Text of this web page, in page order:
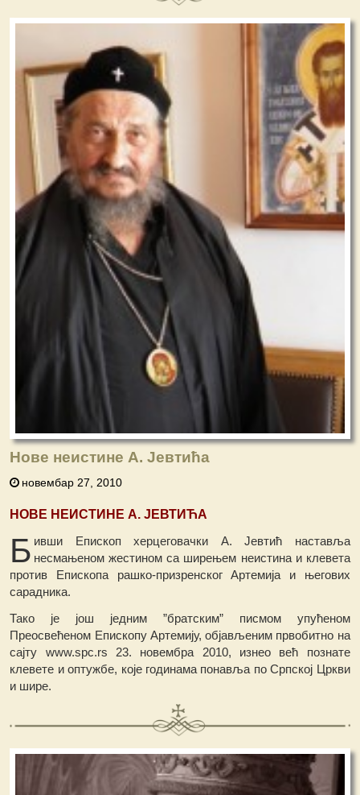
Нове неистине А. Јевтића
новембар 27, 2010
НОВЕ НЕИСТИНЕ А. ЈЕВТИЋА
Б ивши Епископ херцеговачки А. Јевтић наставља
несмањеном жестином са ширењем неистина и клевета
против Епископа рашко-призренског Артемија и његових
сарадника.
Тако је још једним ”братским” писмом упућеном
Преосвећеном Епископу Артемију, објављеним првобитно на
сајту www.spc.rs 23. новембра 2010, изнео већ познате
клевете и оптужбе, које годинама понавља по Српској Цркви
и шире.